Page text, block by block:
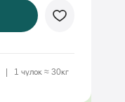
1 чулок ≈ 30кг